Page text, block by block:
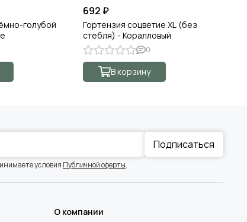
голубой
692 ₽
Гортензия соцветие XL (без
стебля) - Коралловый
0
В корзину
Подписаться
условия Публичной оферты.
О компании